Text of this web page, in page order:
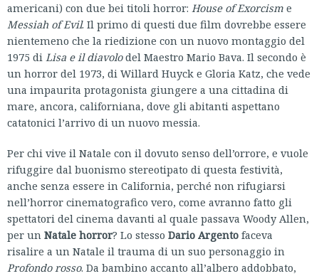
americani) con due bei titoli horror: House of Exorcism e
Messiah of Evil. Il primo di questi due film dovrebbe essere
nientemeno che la riedizione con un nuovo montaggio del
1975 di Lisa e il diavolodel Maestro Mario Bava. Il secondo è
un horror del 1973, di Willard Huyck e Gloria Katz, che vede
una impaurita protagonista giungere a una cittadina di
mare, ancora, californiana, dove gli abitanti aspettano
catatonici l’arrivo di un nuovo messia.
Per chi vive il Natale con il dovuto senso dell’orrore, e vuole
rifuggire dal buonismo stereotipato di questa festività,
anche senza essere in California, perché non rifugiarsi
nell’horror cinematografico vero, come avranno fatto gli
spettatori del cinema davanti al quale passava Woody Allen,
per un Natale horror? Lo stesso Dario Argento faceva
risalire a un Natale il trauma di un suo personaggio in
Profondo rosso. Da bambino accanto all’albero addobbato,